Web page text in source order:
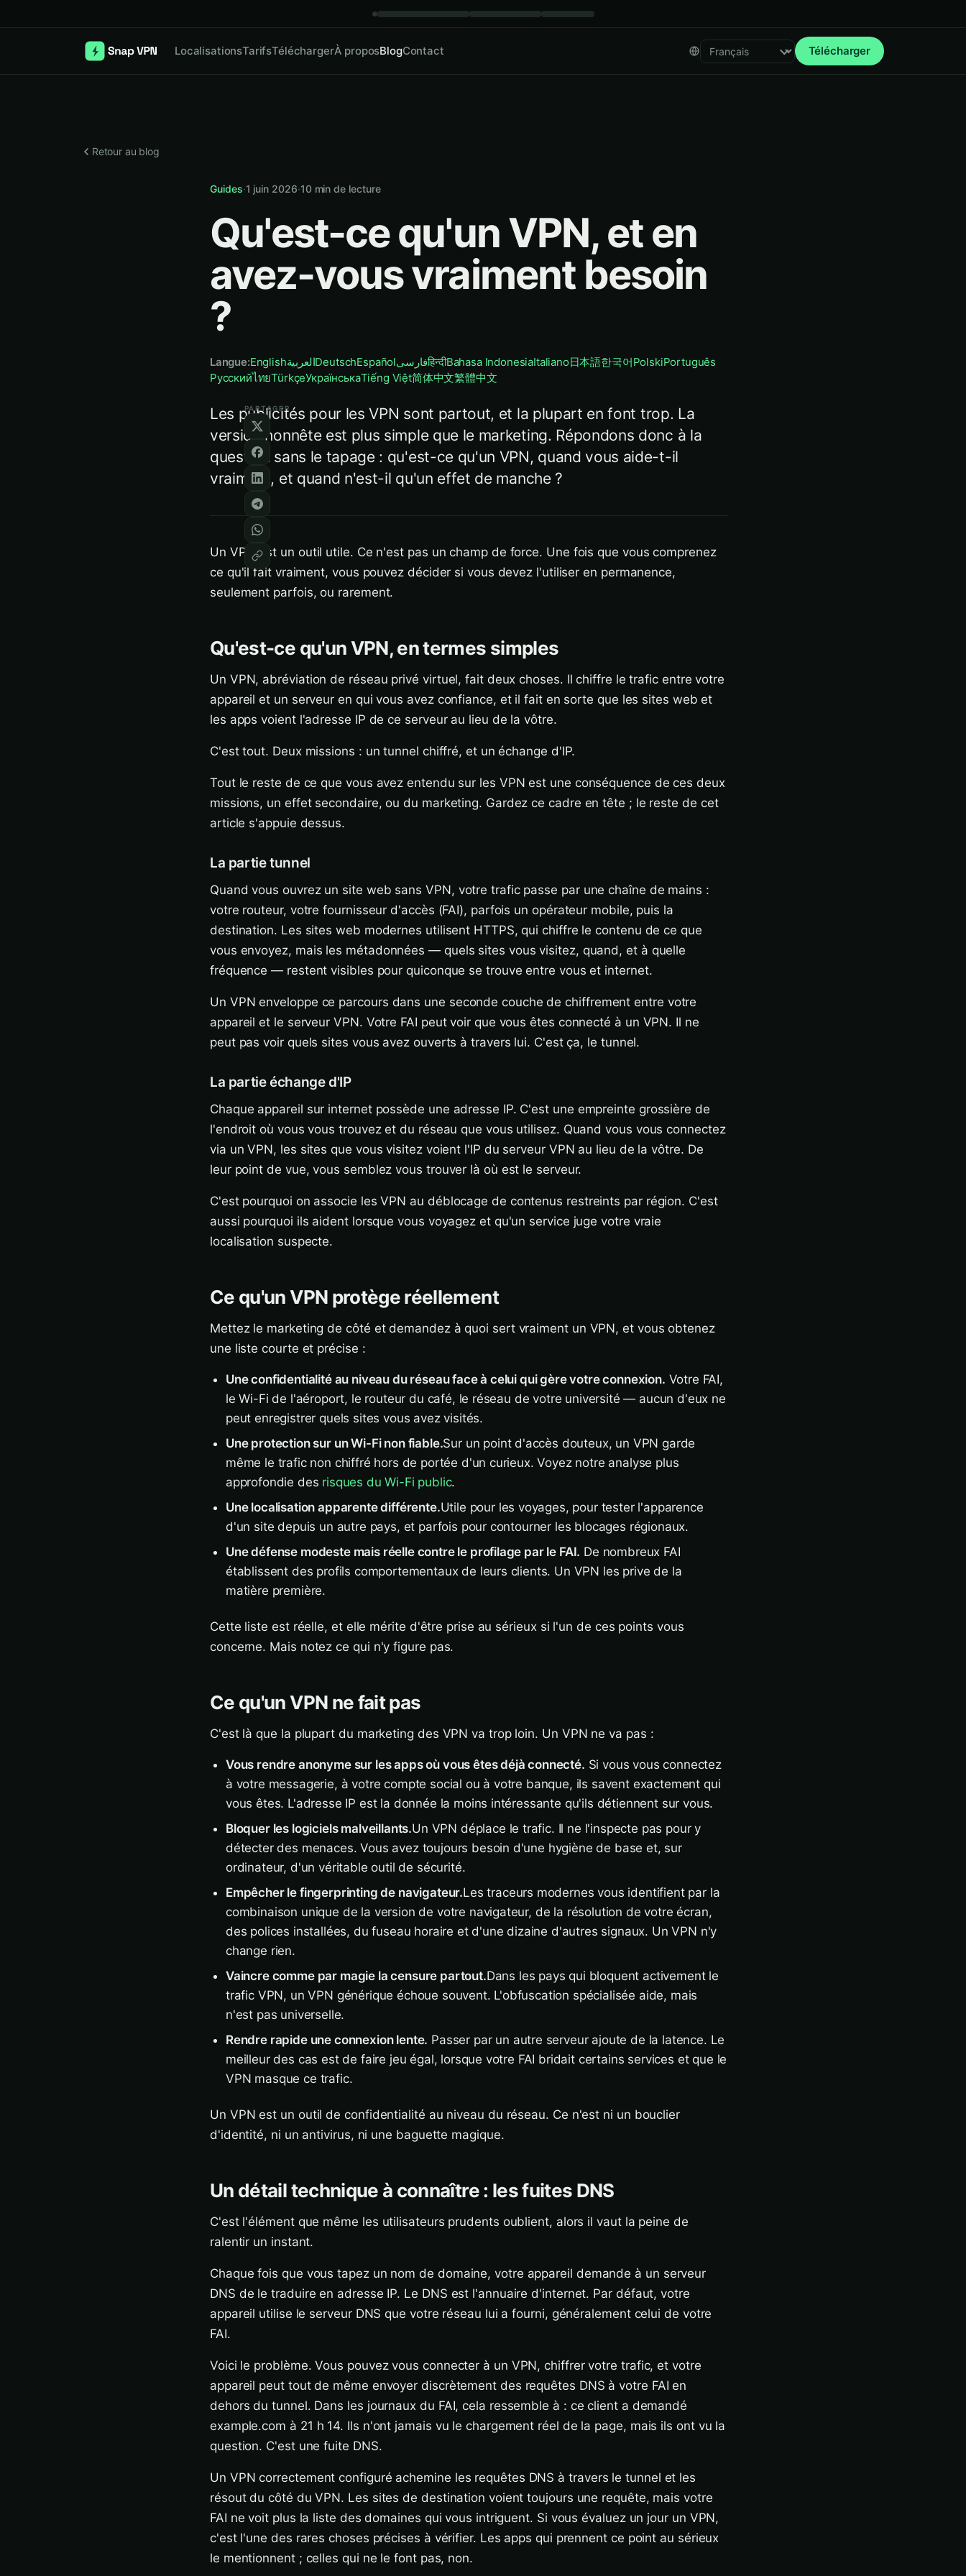
LocalisationsTarifsTéléchargerÀ proposBlogContact
Select language
Télécharger
Retour au blog
Guides·1 juin 2026·10 min de lecture
Qu'est-ce qu'un VPN, et en
avez-vous vraiment besoin
?
Langue:EnglishالعربيةDeutschEspañolفارسیहिन्दीBahasa IndonesiaItaliano日本語한국어PolskiPortuguês
РусскийไทยTürkçeУкраїнськаTiếng Việt简体中文繁體中文
Les publicités pour les VPN sont partout, et la plupart en font trop. La
version honnête est plus simple que le marketing. Répondons donc à la
question sans le tapage : qu'est-ce qu'un VPN, quand vous aide-t-il
vraiment, et quand n'est-il qu'un effet de manche ?
Un VPN est un outil utile. Ce n'est pas un champ de force. Une fois que vous comprenez
ce qu'il fait vraiment, vous pouvez décider si vous devez l'utiliser en permanence,
seulement parfois, ou rarement.
Qu'est-ce qu'un VPN, en termes simples
Un VPN, abréviation de réseau privé virtuel, fait deux choses. Il chiffre le trafic entre votre
appareil et un serveur en qui vous avez confiance, et il fait en sorte que les sites web et
les apps voient l'adresse IP de ce serveur au lieu de la vôtre.
C'est tout. Deux missions : un tunnel chiffré, et un échange d'IP.
Tout le reste de ce que vous avez entendu sur les VPN est une conséquence de ces deux
missions, un effet secondaire, ou du marketing. Gardez ce cadre en tête ; le reste de cet
article s'appuie dessus.
La partie tunnel
Quand vous ouvrez un site web sans VPN, votre trafic passe par une chaîne de mains :
votre routeur, votre fournisseur d'accès (FAI), parfois un opérateur mobile, puis la
destination. Les sites web modernes utilisent HTTPS, qui chiffre le contenu de ce que
vous envoyez, mais les métadonnées — quels sites vous visitez, quand, et à quelle
fréquence — restent visibles pour quiconque se trouve entre vous et internet.
Un VPN enveloppe ce parcours dans une seconde couche de chiffrement entre votre
appareil et le serveur VPN. Votre FAI peut voir que vous êtes connecté à un VPN. Il ne
peut pas voir quels sites vous avez ouverts à travers lui. C'est ça, le tunnel.
La partie échange d'IP
Chaque appareil sur internet possède une adresse IP. C'est une empreinte grossière de
l'endroit où vous vous trouvez et du réseau que vous utilisez. Quand vous vous connectez
via un VPN, les sites que vous visitez voient l'IP du serveur VPN au lieu de la vôtre. De
leur point de vue, vous semblez vous trouver là où est le serveur.
C'est pourquoi on associe les VPN au déblocage de contenus restreints par région. C'est
aussi pourquoi ils aident lorsque vous voyagez et qu'un service juge votre vraie
localisation suspecte.
Ce qu'un VPN protège réellement
Mettez le marketing de côté et demandez à quoi sert vraiment un VPN, et vous obtenez
une liste courte et précise :
Une confidentialité au niveau du réseau face à celui qui gère votre connexion. Votre FAI,
le Wi-Fi de l'aéroport, le routeur du café, le réseau de votre université — aucun d'eux ne
peut enregistrer quels sites vous avez visités.
Une protection sur un Wi-Fi non fiable.Sur un point d'accès douteux, un VPN garde
même le trafic non chiffré hors de portée d'un curieux. Voyez notre analyse plus
approfondie des risques du Wi-Fi public.
Une localisation apparente différente.Utile pour les voyages, pour tester l'apparence
d'un site depuis un autre pays, et parfois pour contourner les blocages régionaux.
Une défense modeste mais réelle contre le profilage par le FAI. De nombreux FAI
établissent des profils comportementaux de leurs clients. Un VPN les prive de la
matière première.
Cette liste est réelle, et elle mérite d'être prise au sérieux si l'un de ces points vous
concerne. Mais notez ce qui n'y figure pas.
Ce qu'un VPN ne fait pas
C'est là que la plupart du marketing des VPN va trop loin. Un VPN ne va pas :
Vous rendre anonyme sur les apps où vous êtes déjà connecté. Si vous vous connectez
à votre messagerie, à votre compte social ou à votre banque, ils savent exactement qui
vous êtes. L'adresse IP est la donnée la moins intéressante qu'ils détiennent sur vous.
Bloquer les logiciels malveillants.Un VPN déplace le trafic. Il ne l'inspecte pas pour y
détecter des menaces. Vous avez toujours besoin d'une hygiène de base et, sur
ordinateur, d'un véritable outil de sécurité.
Empêcher le fingerprinting de navigateur.Les traceurs modernes vous identifient par la
combinaison unique de la version de votre navigateur, de la résolution de votre écran,
des polices installées, du fuseau horaire et d'une dizaine d'autres signaux. Un VPN n'y
change rien.
Vaincre comme par magie la censure partout.Dans les pays qui bloquent activement le
trafic VPN, un VPN générique échoue souvent. L'obfuscation spécialisée aide, mais
n'est pas universelle.
Rendre rapide une connexion lente. Passer par un autre serveur ajoute de la latence. Le
meilleur des cas est de faire jeu égal, lorsque votre FAI bridait certains services et que le
VPN masque ce trafic.
Un VPN est un outil de confidentialité au niveau du réseau. Ce n'est ni un bouclier
d'identité, ni un antivirus, ni une baguette magique.
Un détail technique à connaître : les fuites DNS
C'est l'élément que même les utilisateurs prudents oublient, alors il vaut la peine de
ralentir un instant.
Chaque fois que vous tapez un nom de domaine, votre appareil demande à un serveur
DNS de le traduire en adresse IP. Le DNS est l'annuaire d'internet. Par défaut, votre
appareil utilise le serveur DNS que votre réseau lui a fourni, généralement celui de votre
FAI.
Voici le problème. Vous pouvez vous connecter à un VPN, chiffrer votre trafic, et votre
appareil peut tout de même envoyer discrètement des requêtes DNS à votre FAI en
dehors du tunnel. Dans les journaux du FAI, cela ressemble à : ce client a demandé
example.com à 21 h 14. Ils n'ont jamais vu le chargement réel de la page, mais ils ont vu la
question. C'est une fuite DNS.
Un VPN correctement configuré achemine les requêtes DNS à travers le tunnel et les
résout du côté du VPN. Les sites de destination voient toujours une requête, mais votre
FAI ne voit plus la liste des domaines qui vous intriguent. Si vous évaluez un jour un VPN,
c'est l'une des rares choses précises à vérifier. Les apps qui prennent ce point au sérieux
le mentionnent ; celles qui ne le font pas, non.
PARTAGER